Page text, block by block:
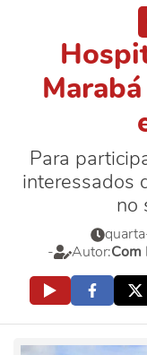
Para
interessados
no
-
Autor:Com